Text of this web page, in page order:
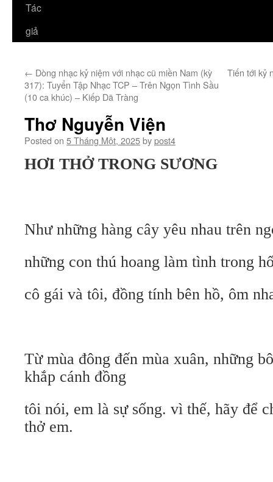
Tác
giả
← Dòng nhạc kỷ niệm với nhạc cũ miền Nam (kỳ
317): Tuyển Tập Nhạc TCP – Trên Ngọn Tình Sầu
(10 ca khúc) – Kiếp Dã Tràng
Tiến tới kỷ
Thơ Nguyễn Viện
Posted on 5 Tháng Một, 2025bypost4
HƠI THỞ TRONG SƯƠNG
Như những hàng cây yêu nhau trên
những con thú hoang làm tình trong
cô gái và tôi, đồng tính bên hồ, ôm
Từ mùa đông đến mùa xuân, những
khắp cánh đồng
tôi nói, em là sự sống. vì thế, hãy để
thở em.